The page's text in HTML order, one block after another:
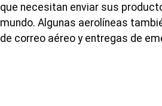
que necesitan enviar sus
mundo. Algunas aerolíneas
de correo aéreo y entregas de